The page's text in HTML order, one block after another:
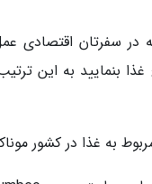
سفرتان اقتصادی
غذا بنمایید به
به غذا در کشور